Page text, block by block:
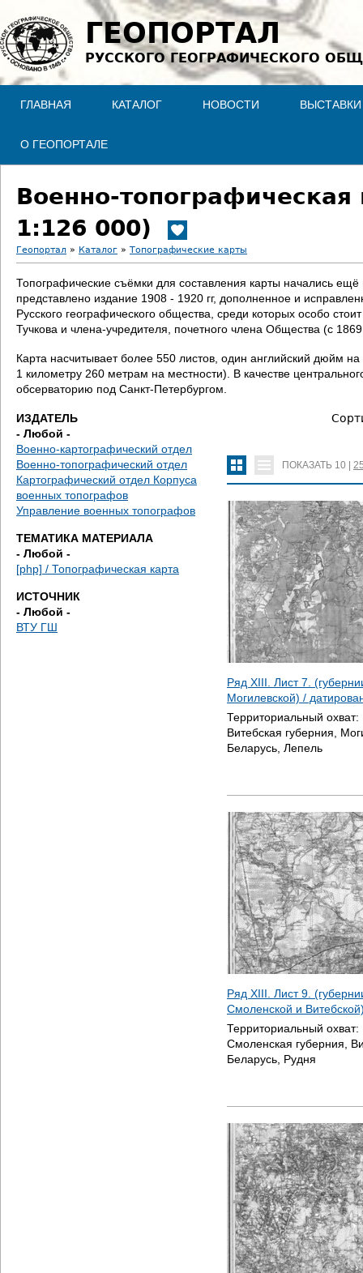
Jump to navigation
ГЕОПОРТАЛ
РУССКОГО ГЕОГРАФИЧЕСКОГО
ГЛАВНАЯ КАТАЛОГ НОВОСТИ ВЫСТАВКИ
О ГЕОПОРТАЛЕ
Военно-
1:126 000)
В
ы
з
д
с
ь
Геопортал » Каталог » Топографические карты
Топографические съёмки для составления карты начались
представлено издание 1908 - 1920 гг, дополненное и
Русского географического общества, среди которых особо
Тучкова и члена-учредителя, почетного члена Общества (с
Карта насчитывает более 550 листов, один английский дюйм
1 километру 260 метрам на местности). В качестве
обсерваторию под Санкт-Петербургом.
ИЗДАТЕЛЬ
- Любой -
Военно-картографический отдел
Военно-топографический отдел
Картографический отдел Корпуса
военных топографов
Управление военных топографов
ТЕМАТИКА МАТЕРИАЛА
- Любой -
[php] / Топографическая карта
ИСТОЧНИК
- Любой -
ВТУ ГШ
ПОКАЗАТЬ 10 |
Ряд XIII. Лист 7.
Могилевской) /
Территориальный охват:
Витебская губерния,
Беларусь, Лепель
Ряд XIII. Лист 9.
Смоленской и
Территориальный охват:
Смоленская губерния,
Беларусь, Рудня